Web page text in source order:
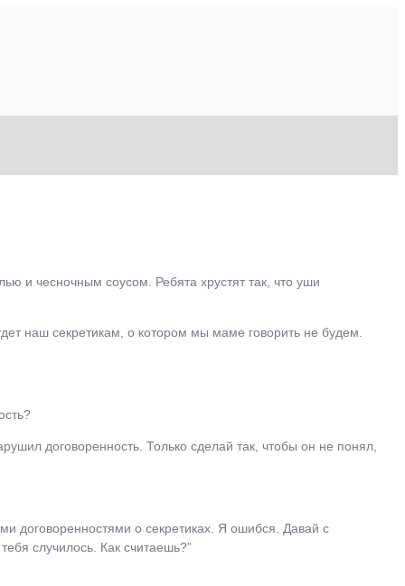
и чесночным соусом. Ребята хрустят так, что уши
наш секретикам, о котором мы маме говорить не будем.
договоренность. Только сделай так, чтобы он не понял,
договоренностями о секретиках. Я ошибся. Давай с
случилось. Как считаешь?”